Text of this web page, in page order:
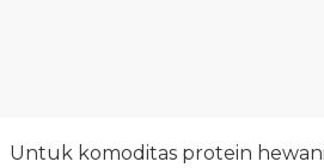
Untuk komoditas protein